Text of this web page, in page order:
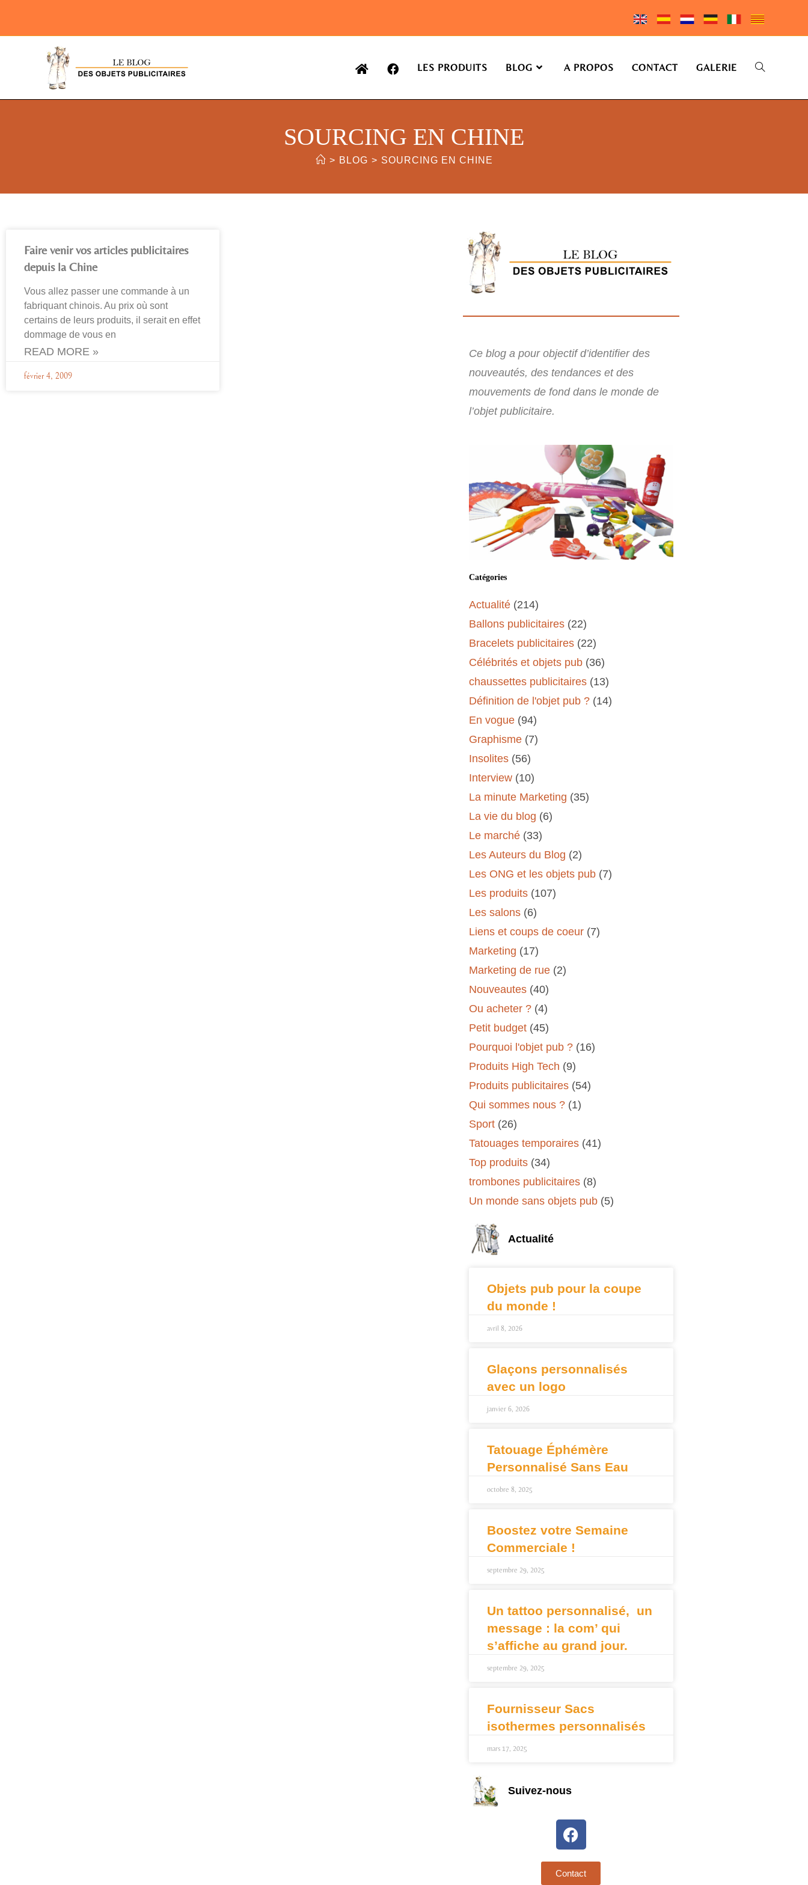
LES PRODUITS BLOG A PROPOS CONTACT GALERIE
SOURCING EN CHINE
> BLOG > SOURCING EN CHINE
Faire venir vos articles publicitaires
depuis la Chine
Vous allez passer une commande à un
fabriquant chinois. Au prix où sont
certains de leurs produits, il serait en effet
dommage de vous en
READ MORE »
février 4, 2009
Ce blog a pour objectif d’identifier des
nouveautés, des tendances et des
mouvements de fond dans le monde de
l’objet publicitaire.
Catégories
Actualité (214)
Ballons publicitaires (22)
Bracelets publicitaires (22)
Célébrités et objets pub (36)
chaussettes publicitaires (13)
Définition de l'objet pub ? (14)
En vogue (94)
Graphisme (7)
Insolites (56)
Interview (10)
La minute Marketing (35)
La vie du blog (6)
Le marché (33)
Les Auteurs du Blog (2)
Les ONG et les objets pub (7)
Les produits (107)
Les salons (6)
Liens et coups de coeur (7)
Marketing (17)
Marketing de rue (2)
Nouveautes (40)
Ou acheter ? (4)
Petit budget (45)
Pourquoi l'objet pub ? (16)
Produits High Tech (9)
Produits publicitaires (54)
Qui sommes nous ? (1)
Sport (26)
Tatouages temporaires (41)
Top produits (34)
trombones publicitaires (8)
Un monde sans objets pub (5)
Actualité
Objets pub pour la coupe
du monde !
avril 8, 2026
Glaçons personnalisés
avec un logo
janvier 6, 2026
Tatouage Éphémère
Personnalisé Sans Eau
octobre 8, 2025
Boostez votre Semaine
Commerciale !
septembre 29, 2025
Un tattoo personnalisé, un
message : la com’ qui
s’affiche au grand jour.
septembre 29, 2025
Fournisseur Sacs
isothermes personnalisés
mars 17, 2025
Suivez-nous
Contact